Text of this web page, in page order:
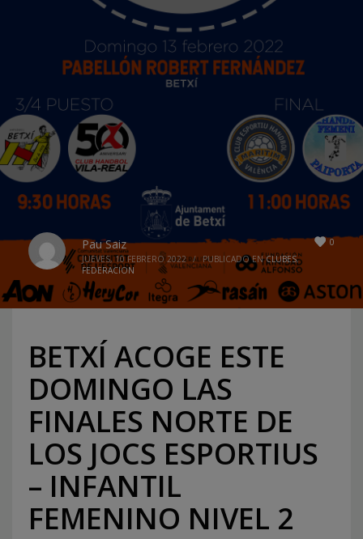
0
Pau Saiz
JUEVES, 10 FEBRERO 2022 / PUBLICADO ENCLUBES,
FEDERACION
BETXÍ ACOGE ESTE
DOMINGO LAS
FINALES NORTE DE
LOS JOCS ESPORTIUS
– INFANTIL
FEMENINO NIVEL 2